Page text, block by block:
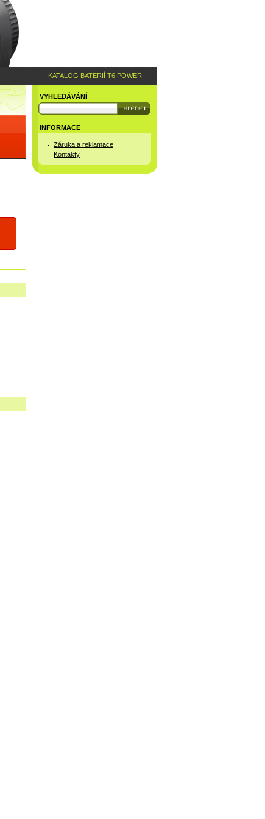
VYHLEDÁVÁNÍ
INFORMACE
Záruka a reklamace
Kontakty
KATALOG BATERIÍ T6 POWER